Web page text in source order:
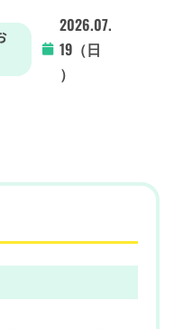
2026.07.
19（日
）